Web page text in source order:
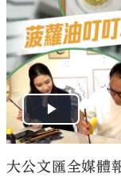
大公文匯全媒體